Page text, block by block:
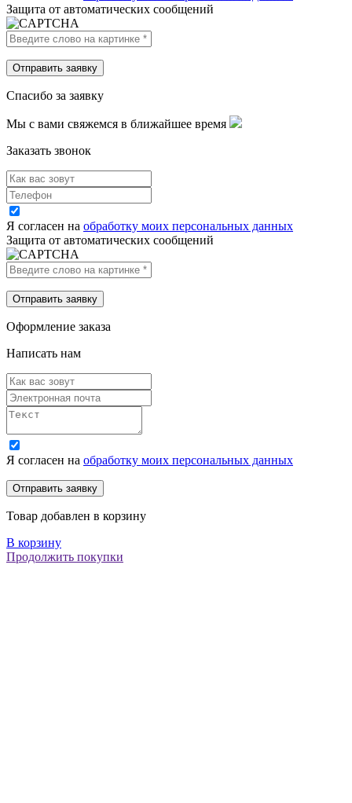
Защита от автоматических сообщений
Спасибо за заявку
Мы с вами свяжемся в ближайшее время
Заказать звонок
Я согласен на обработку моих персональных данных
Защита от автоматических сообщений
Оформление заказа
Написать нам
Я согласен на обработку моих персональных данных
Товар добавлен в корзину
В корзину
Продолжить покупки